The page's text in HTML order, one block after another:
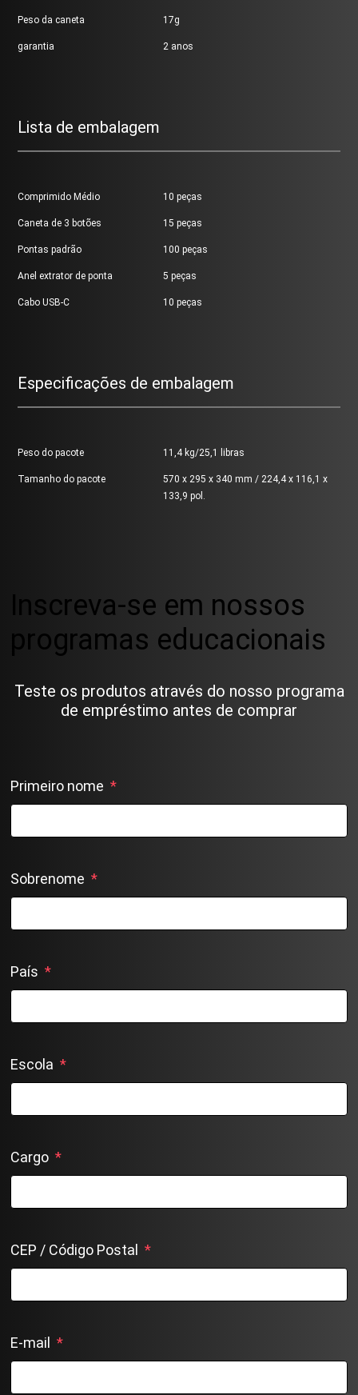
Peso da caneta 17g
garantia 2 anos
Lista de embalagem
Comprimido Médio 10 peças
Caneta de 3 botões 15 peças
Pontas padrão 100 peças
Anel extrator de ponta 5 peças
Cabo USB-C 10 peças
Especificações de embalagem
Peso do pacote 11,4 kg/25,1 libras
Tamanho do pacote
570 x 295 x 340 mm / 224,4 x 116,1 x
133,9 pol.
Inscreva-se em nossos
programas educacionais
Teste os produtos através do nosso programa
de empréstimo antes de comprar
Primeiro nome *
Sobrenome *
País *
Escola *
Cargo *
CEP / Código Postal *
E-mail *